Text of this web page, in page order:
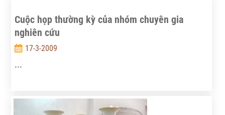
Cuộc họp thường kỳ của nhóm chuyên gia
nghiên cứu
17-3-2009
...